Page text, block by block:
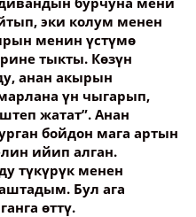
эки колум менен
менин үстүмө
тыкты. Көзүн
анан акырын
үн чыгарып,
жатат”. Анан
бойдон мага артын
ийип алган.
түкүрүк менен
Бул ага
өттү.